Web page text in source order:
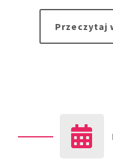
Przeczytaj